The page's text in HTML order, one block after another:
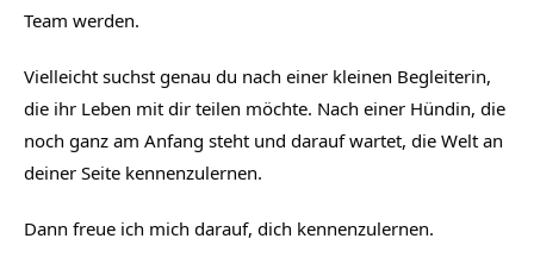
Team werden.
Vielleicht suchst genau du nach einer kleinen Begleiterin,
die ihr Leben mit dir teilen möchte. Nach einer Hündin, die
noch ganz am Anfang steht und darauf wartet, die Welt an
deiner Seite kennenzulernen.
Dann freue ich mich darauf, dich kennenzulernen.